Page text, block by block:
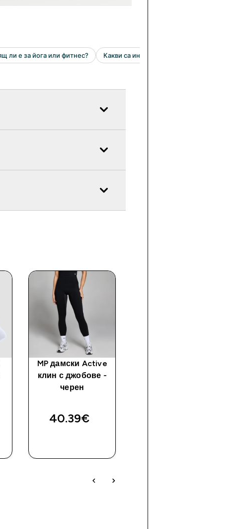
MP дамски Active
клин с джобове -
черен
40.39€‎